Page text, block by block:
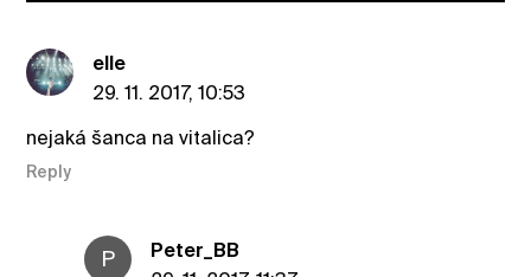
elle
29. 11. 2017, 10:53
nejaká šanca na vitalica?
Reply
P
Peter_BB